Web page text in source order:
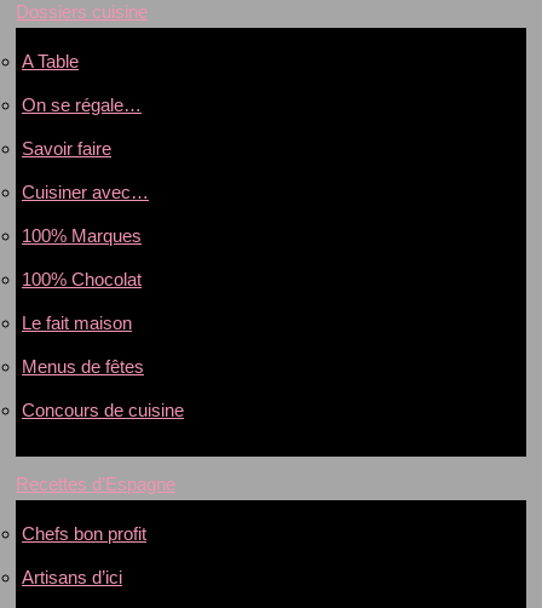
Dossiers cuisine
A Table
On se régale…
Savoir faire
Cuisiner avec…
100% Marques
100% Chocolat
Le fait maison
Menus de fêtes
Concours de cuisine
Recettes d’Espagne
Chefs bon profit
Artisans d’ici